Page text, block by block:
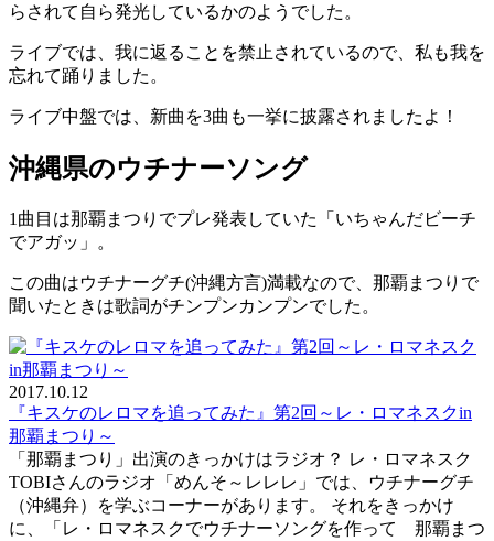
らされて自ら発光しているかのようでした。
ライブでは、我に返ることを禁止されているので、私も我を
忘れて踊りました。
ライブ中盤では、新曲を3曲も一挙に披露されましたよ！
沖縄県のウチナーソング
1曲目は那覇まつりでプレ発表していた「いちゃんだビーチ
でアガッ」。
この曲はウチナーグチ(沖縄方言)満載なので、那覇まつりで
聞いたときは歌詞がチンプンカンプンでした。
2017.10.12
『キスケのレロマを追ってみた』第2回～レ・ロマネスクin
那覇まつり～
「那覇まつり」出演のきっかけはラジオ？ レ・ロマネスク
TOBIさんのラジオ「めんそ～レレレ」では、ウチナーグチ
（沖縄弁）を学ぶコーナーがあります。 それをきっかけ
に、「レ・ロマネスクでウチナーソングを作って 那覇まつ